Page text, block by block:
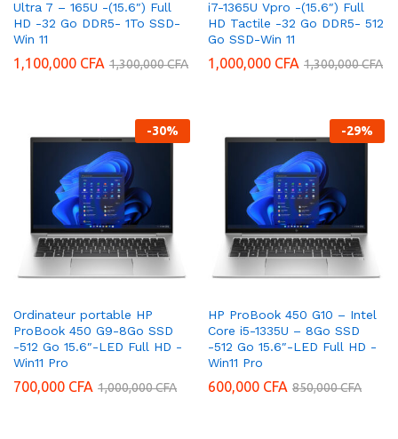
Ultra 7 – 165U -(15.6″) Full
HD -32 Go DDR5- 1To SSD-
Win 11
1,100,000 CFA 1,300,000CFA
i7-1365U Vpro -(15.6″) Full
HD Tactile -32 Go DDR5- 512
Go SSD-Win 11
1,000,000 CFA 1,300,000CFA
-30%
Ordinateur portable HP
ProBook 450 G9-8Go SSD
-512 Go 15.6″-LED Full HD -
Win11 Pro
700,000 CFA 1,000,000CFA
-29%
HP ProBook 450 G10 – Intel
Core i5-1335U – 8Go SSD
-512 Go 15.6″-LED Full HD -
Win11 Pro
600,000 CFA 850,000CFA